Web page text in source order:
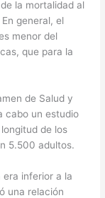
la mortalidad al
general, el
menor del
que para la
de Salud y
cabo un estudio
de los
5.500 adultos.
era inferior a la
una relación